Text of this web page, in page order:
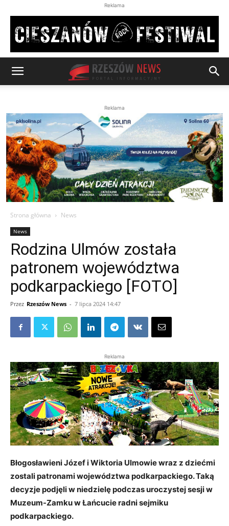
Reklama
Reklama
Strona główna News
News
Rodzina Ulmów została
patronem województwa
podkarpackiego [FOTO]
Przez Rzeszów News - 7 lipca 2024 14:47
Reklama
Błogosławieni Józef i Wiktoria Ulmowie wraz z dziećmi
zostali patronami województwa podkarpackiego. Taką
decyzje podjęli w niedzielę podczas uroczystej sesji w
Muzeum-Zamku w Łańcucie radni sejmiku
podkarpackiego.